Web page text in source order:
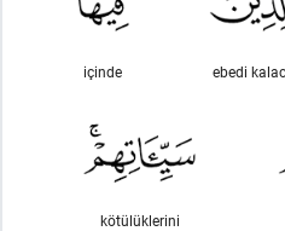
ebedi
içinde
kötülüklerini